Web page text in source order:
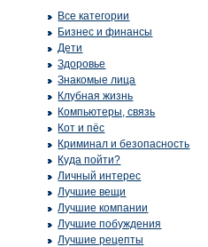
Все категории
Бизнес и финансы
Дети
Здоровье
Знакомые лица
Клубная жизнь
Компьютеры, связь
Кот и пёс
Криминал и безопасность
Куда пойти?
Личный интерес
Лучшие вещи
Лучшие компании
Лучшие побуждения
Лучшие рецепты